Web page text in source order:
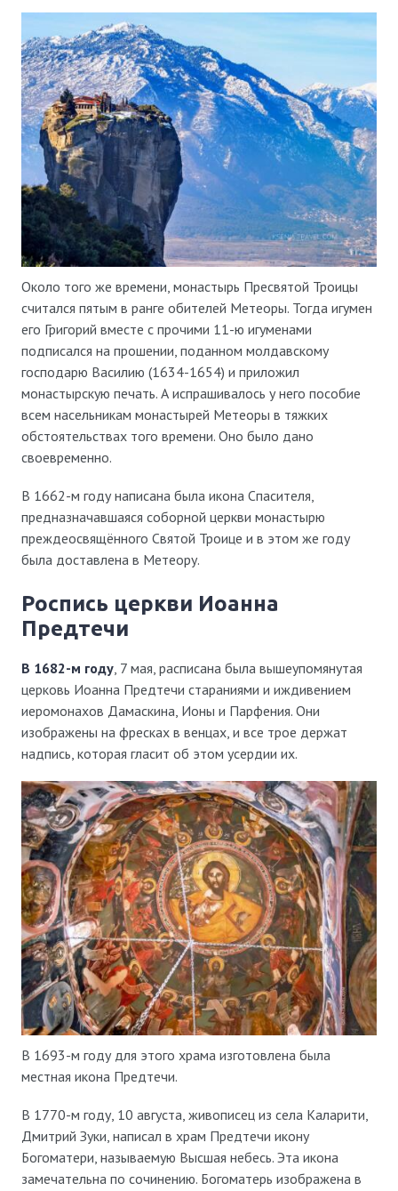
Около того же времени, монастырь Пресвятой Троицы
считался пятым в ранге обителей Метеоры. Тогда игумен
его Григорий вместе с прочими 11-ю игуменами
подписался на прошении, поданном молдавскому
господарю Василию (1634-1654) и приложил
монастырскую печать. А испрашивалось у него пособие
всем насельникам монастырей Метеоры в тяжких
обстоятельствах того времени. Оно было дано
своевременно.
В 1662-м году написана была икона Спасителя,
предназначавшаяся соборной церкви монастырю
преждеосвящённого Святой Троице и в этом же году
была доставлена в Метеору.
роспись церкви Иоанна
Предтечи
В 1682-м году , 7 мая, расписана была вышеупомянутая
церковь Иоанна Предтечи стараниями и иждивением
иеромонахов Дамаскина, Ионы и Парфения. Они
изображены на фресках в венцах, и все трое держат
надпись, которая гласит об этом усердии их.
В 1693-м году для этого храма изготовлена была
местная икона Предтечи.
В 1770-м году, 10 августа, живописец из села Каларити,
Дмитрий Зуки, написал в храм Предтечи икону
Богоматери, называемую Высшая небесь. Эта икона
замечательна по сочинению. Богоматерь изображена в